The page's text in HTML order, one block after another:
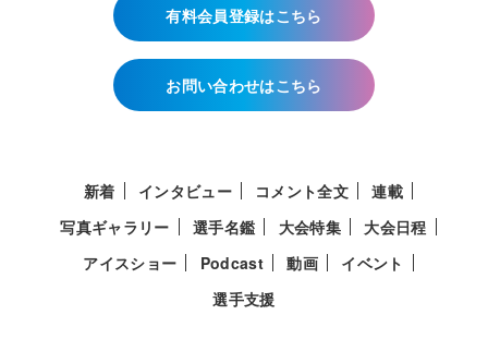
有料会員登録はこちら
お問い合わせはこちら
新着 インタビュー コメント全文
連載
写真ギャラリー
選手名鑑 大会特集
大会日程
アイスショー
Podcast 動画
イベント
選手支援